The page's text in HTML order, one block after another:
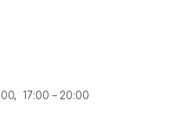
17:00 – 20:00